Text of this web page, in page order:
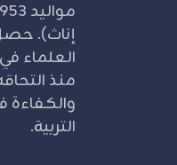
إناث).
العلماء
والكفاءة
التربية.